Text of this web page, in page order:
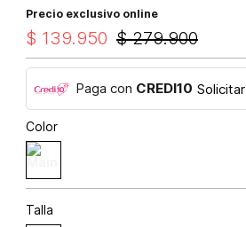
Precio exclusivo online
$ 279.900
$ 139.950
Paga con CREDI10 Solicitar
Color
Talla